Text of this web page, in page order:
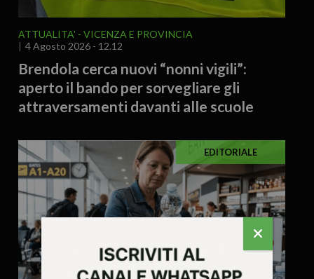
ATTUALITA'
VICENZA E PROVINCIA
4 Agosto 2026 - 12.12
Brendola cerca nuovi “nonni vigili”:
aperto il bando per sorvegliare gli
attraversamenti davanti alle scuole
EDITORIALE